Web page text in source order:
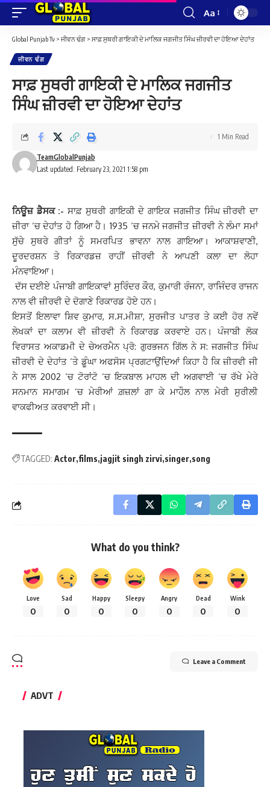
Font
Resizer
Aa
Global Punjab Tv > ਜੀਵਨ ਢੰਗ > ਸਾਫ਼ ਸੁਥਰੀ ਗਾਇਕੀ ਦੇ ਮਾਲਿਕ ਜਗਜੀਤ ਸਿੰਘ ਜ਼ੀਰਵੀ ਦਾ ਹੋਇਆ ਦੇਹਾਂਤ
ਜੀਵਨ ਢੰਗ
ਸਾਫ਼ ਸੁਥਰੀ ਗਾਇਕੀ ਦੇ ਮਾਲਿਕ ਜਗਜੀਤ
ਸਿੰਘ ਜ਼ੀਰਵੀ ਦਾ ਹੋਇਆ ਦੇਹਾਂਤ
Last updated: February 23, 2021 1:58 pm
TeamGlobalPunjab
1 Min Read
ਨਿਊਜ਼ ਡੈਸਕ :- ਸਾਫ਼ ਸੁਥਰੀ ਗਾਇਕੀ ਦੇ ਗਾਇਕ ਜਗਜੀਤ ਸਿੰਘ ਜ਼ੀਰਵੀ ਦਾ
ਜ਼ੀਰਾ ‘ਚ ਦੇਹਾਂਤ ਹੋ ਗਿਆ ਹੈ। 1935 ‘ਚ ਜਨਮੇ ਜਗਜੀਤ ਜ਼ੀਰਵੀ ਨੇ ਲੰਮਾ ਸਮਾਂ
ਸੁੱਚੇ ਸੁਥਰੇ ਗੀਤਾਂ ਨੂੰ ਸਮਰਪਿਤ ਭਾਵਨਾ ਨਾਲ ਗਾਇਆ। ਆਕਾਸ਼ਵਾਣੀ,
ਦੂਰਦਰਸ਼ਨ ਤੇ ਰਿਕਾਰਡਜ਼ ਰਾਹੀਂ ਜ਼ੀਰਵੀ ਨੇ ਆਪਣੀ ਕਲਾ ਦਾ ਲੋਹਾ
ਮੰਨਵਾਇਆ।
ਦੱਸ ਦਈਏ ਪੰਜਾਬੀ ਗਾਇਕਾਵਾਂ ਸੁਰਿੰਦਰ ਕੌਰ, ਕੁਮਾਰੀ ਰੰਜਨਾ, ਰਾਜਿੰਦਰ ਰਾਜਨ
ਨਾਲ ਵੀ ਜ਼ੀਰਵੀ ਦੇ ਦੋਗਾਣੇ ਰਿਕਾਰਡ ਹੋਏ ਹਨ।
ਇਸਤੋਂ ਇਲਾਵਾ ਸ਼ਿਵ ਕੁਮਾਰ, ਸ.ਸ.ਮੀਸ਼ਾ, ਸੁਰਜੀਤ ਪਾਤਰ ਤੇ ਕਈ ਹੋਰ ਨਵੇਂ
ਲੇਖਕਾਂ ਦਾ ਕਲਾਮ ਵੀ ਜ਼ੀਰਵੀ ਨੇ ਰਿਕਾਰਡ ਕਰਵਾਏ ਹਨ। ਪੰਜਾਬੀ ਲੋਕ
ਵਿਰਾਸਤ ਅਕਾਡਮੀ ਦੇ ਚੇਅਰਮੈਨ ਪ੍ਰੋ: ਗੁਰਭਜਨ ਗਿੱਲ ਨੇ ਸ: ਜਗਜੀਤ ਸਿੰਘ
ਜ਼ੀਰਵੀ ਦੇ ਦੇਹਾਂਤ ‘ਤੇ ਡੂੰਘਾ ਅਫਸੋਸ ਪ੍ਰਗਟਾਉਂਦਿਆਂ ਕਿਹਾ ਹੈ ਕਿ ਜ਼ੀਰਵੀ ਜੀ
ਨੇ ਸਾਲ 2002 ‘ਚ ਟੋਰਾਂਟੋ ‘ਚ ਇਕਬਾਲ ਮਾਹਲ ਦੀ ਅਗਵਾਈ ‘ਚ ਰੱਖੇ ਮੇਰੇ
ਸਨਮਾਨ ਸਮਾਗਮ ‘ਚ ਮੇਰੀਆਂ ਗ਼ਜ਼ਲਾਂ ਗਾ ਕੇ ਮਾਹੌਲ ਨਾਲ ਮੇਰੀ ਸੁਰੀਲੀ
ਵਾਕਫੀਅਤ ਕਰਵਾਈ ਸੀ।
TAGGED: Actor films jagjit singh zirvi singer song
What do you think?
Love
0
Sad
0
Happy
0
Sleepy
0
Angry
0
Dead
0
Wink
0
Leave a Comment
ADVT